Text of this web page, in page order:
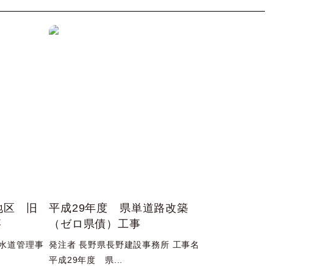
区 旧
道管理事
平成29年度 県単道路改築
（ゼロ県債）工事
発注者 長野県長野建設事務所 工事名
平成29年度 県...